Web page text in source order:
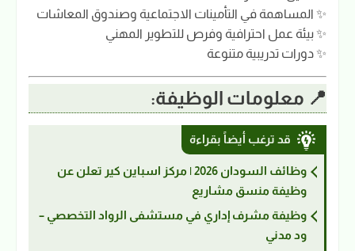
✨ المساهمة في التأمينات الاجتماعية وصندوق المعاشات
✨ بيئة عمل احترافية وفرص للتطوير المهني
✨ دورات تدريبية متنوعة
📍 معلومات الوظيفة:
قد ترغب أيضاً بقراءة
وظائف السودان 2026 | مركز اسباين كير تعلن عن
وظيفة منسق مشاريع
وظيفة مشرف إداري في مستشفى الرواد التخصصي –
ود مدني